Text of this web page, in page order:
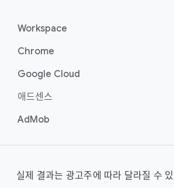
Workspace
Chrome
Google Cloud
애드센스
AdMob
실제 결과는 광고주에 따라 달라질 수